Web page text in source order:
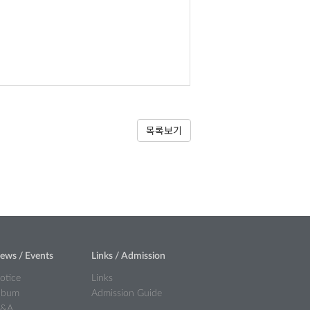
목록보기
/ Events Links / Admission
Links
Admission Guide